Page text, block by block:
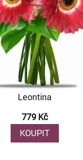
Leontina
779 Kč
KOUPIT